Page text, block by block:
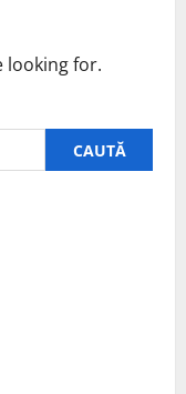
looking for.